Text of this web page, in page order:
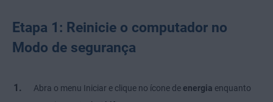
Etapa 1: Reinicie o computador no
Modo de segurança
Abra o menu Iniciar e clique no ícone de energia enquanto